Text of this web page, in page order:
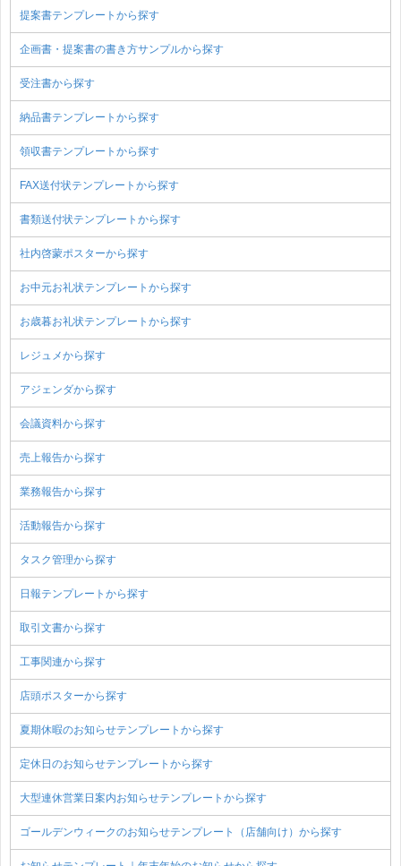
提案書テンプレートから探す
企画書・提案書の書き方サンプルから探す
受注書から探す
納品書テンプレートから探す
領収書テンプレートから探す
FAX送付状テンプレートから探す
書類送付状テンプレートから探す
社内啓蒙ポスターから探す
お中元お礼状テンプレートから探す
お歳暮お礼状テンプレートから探す
レジュメから探す
アジェンダから探す
会議資料から探す
売上報告から探す
業務報告から探す
活動報告から探す
タスク管理から探す
日報テンプレートから探す
取引文書から探す
工事関連から探す
店頭ポスターから探す
夏期休暇のお知らせテンプレートから探す
定休日のお知らせテンプレートから探す
大型連休営業日案内お知らせテンプレートから探す
ゴールデンウィークのお知らせテンプレート（店舗向け）から探す